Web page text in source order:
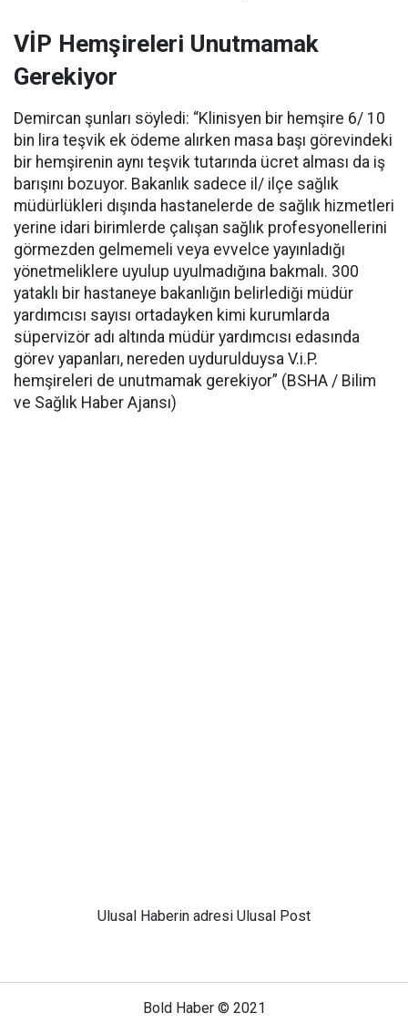
VİP Hemşireleri Unutmamak
Gerekiyor
Demircan şunları söyledi: “Klinisyen bir hemşire 6/ 10
bin lira teşvik ek ödeme alırken masa başı görevindeki
bir hemşirenin aynı teşvik tutarında ücret alması da iş
barışını bozuyor. Bakanlık sadece il/ ilçe sağlık
müdürlükleri dışında hastanelerde de sağlık hizmetleri
yerine idari birimlerde çalışan sağlık profesyonellerini
görmezden gelmemeli veya evvelce yayınladığı
yönetmeliklere uyulup uyulmadığına bakmalı. 300
yataklı bir hastaneye bakanlığın belirlediği müdür
yardımcısı sayısı ortadayken kimi kurumlarda
süpervizör adı altında müdür yardımcısı edasında
görev yapanları, nereden uydurulduysa V.i.P.
hemşireleri de unutmamak gerekiyor” (BSHA / Bilim
ve Sağlık Haber Ajansı)
Ulusal Haberin adresi Ulusal Post
Bold Haber © 2021